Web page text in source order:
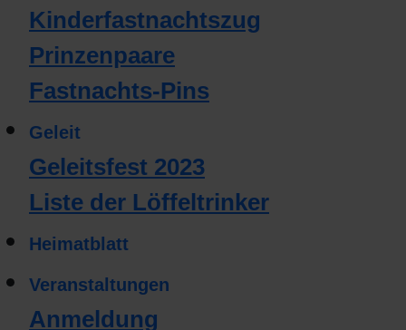
Kinderfastnachtszug
Prinzenpaare
Fastnachts-Pins
Geleit
Geleitsfest 2023
Liste der Löffeltrinker
Heimatblatt
Veranstaltungen
Anmeldung